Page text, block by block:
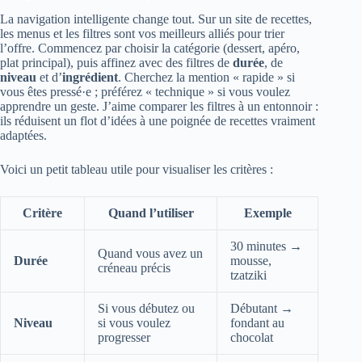
La navigation intelligente change tout. Sur un site de recettes,
les menus et les filtres sont vos meilleurs alliés pour trier
l’offre. Commencez par choisir la catégorie (dessert, apéro,
plat principal), puis affinez avec des filtres de durée, de
niveau et d’ingrédient. Cherchez la mention « rapide » si
vous êtes pressé·e ; préférez « technique » si vous voulez
apprendre un geste. J’aime comparer les filtres à un entonnoir :
ils réduisent un flot d’idées à une poignée de recettes vraiment
adaptées.
Voici un petit tableau utile pour visualiser les critères :
Critère Quand l’utiliser Exemple
Durée
Quand vous avez un
créneau précis
30 minutes →
mousse,
tzatziki
Niveau
Si vous débutez ou
si vous voulez
progresser
Débutant →
fondant au
chocolat